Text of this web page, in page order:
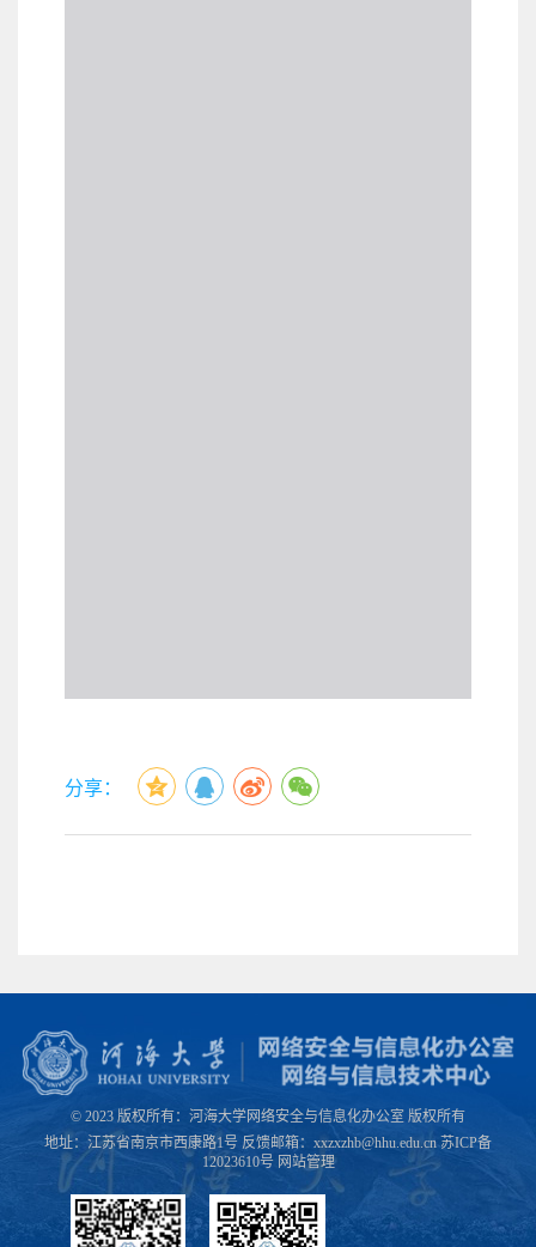
分享：
© 2023 版权所有：河海大学网络安全与信息化办公室 版权所有
地址：江苏省南京市西康路1号 反馈邮箱：xxzxzhb@hhu.edu.cn 苏ICP备
12023610号 网站管理